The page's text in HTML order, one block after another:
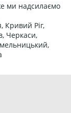
ми надсилаємо
Кривий Ріг,
Черкаси,